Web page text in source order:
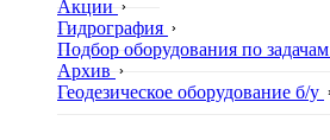
Акции
Гидрография
Подбор оборудования по задачам
Архив
Геодезическое оборудование б/у